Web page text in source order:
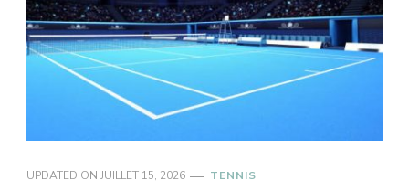
UPDATED ON JUILLET 15, 2026 TENNIS